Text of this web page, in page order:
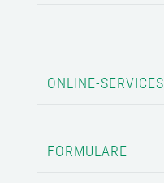
ONLINE-SERVICES
FORMULARE